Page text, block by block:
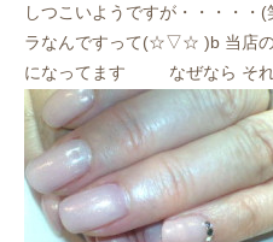
しつこいようですが・・・・・
ラなんですって(☆▽☆ )b 当店の
になってます
なぜなら そ